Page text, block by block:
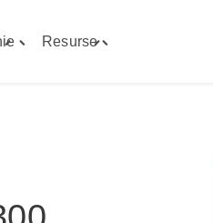
Toggle
Resurse